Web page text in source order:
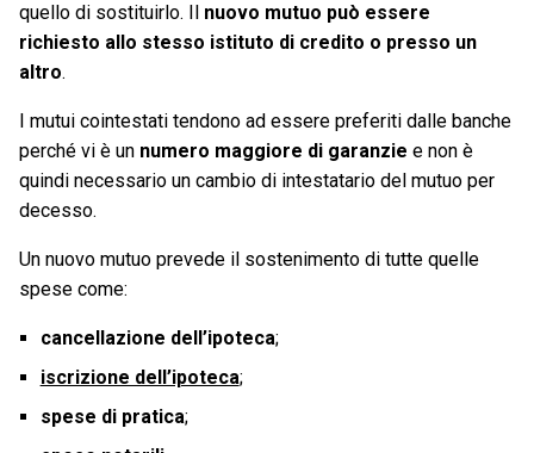
quello di sostituirlo. Il nuovo mutuo può essere
richiesto allo stesso istituto di credito o presso un
altro.
I mutui cointestati tendono ad essere preferiti dalle banche
perché vi è un numero maggiore di garanzie e non è
quindi necessario un cambio di intestatario del mutuo per
decesso.
Un nuovo mutuo prevede il sostenimento di tutte quelle
spese come:
cancellazione dell’ipoteca;
iscrizione dell’ipoteca;
spese di pratica;